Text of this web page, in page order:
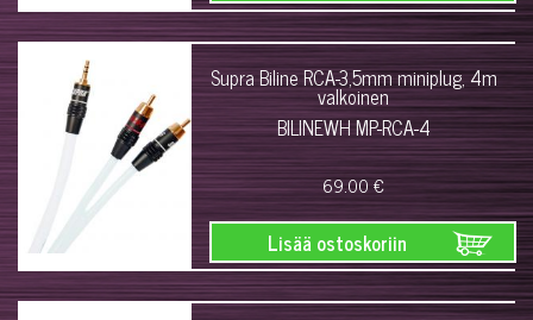
Supra Biline RCA-3,5mm miniplug, 4m
valkoinen
BILINEWH MP-RCA-4
69.00 €
Lisää ostoskoriin